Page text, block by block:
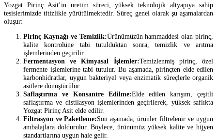
Yozgat Pirinç Asit’in üretim süreci, yüksek teknolojik altyapıya sahip
tesislerimizde titizlikle yürütülmektedir. Süreç genel olarak şu aşamalardan
oluşur:
Pirinç Kaynağı ve Temizlik:Ürünümüzün hammaddesi olan pirinç,
kalite kontrolüne tabi tutulduktan sonra, temizlik ve arıtma
işlemlerinden geçirilir.
Fermentasyon ve Kimyasal İşlemler:Temizlenmiş pirinç, özel
fermente işlemlerine tabi tutulur. Bu aşamada, pirinçten elde edilen
karbonhidratlar, uygun bakteriyel veya enzimatik süreçlerle organik
asitlere dönüştürülür.
Saflaştırma ve Konsantre Edilme:Elde edilen karışım, çeşitli
saflaştırma ve distilasyon işlemlerinden geçirilerek, yüksek saflıkta
Yozgat Pirinç Asit elde edilir.
Filtrasyon ve Paketleme:Son aşamada, ürünler filtrelenir ve uygun
ambalajlara doldurulur. Böylece, ürünümüz yüksek kalite ve hijyen
standartlarına uygun hale gelir.